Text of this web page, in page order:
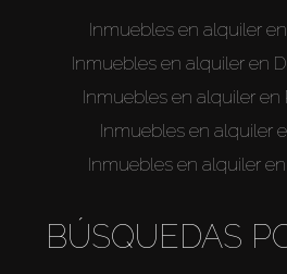
Inmuebles en alquiler
Inmuebles en alquiler en
Inmuebles en alquiler en
Inmuebles en alquiler
Inmuebles en alquiler
BÚSQUEDAS